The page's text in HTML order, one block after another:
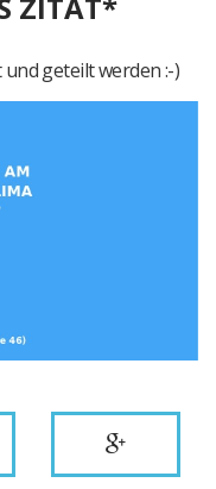
ZITAT*
geteilt werden :-)